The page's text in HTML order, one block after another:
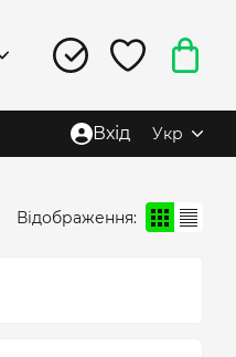
Вхід Укр
Відображення: